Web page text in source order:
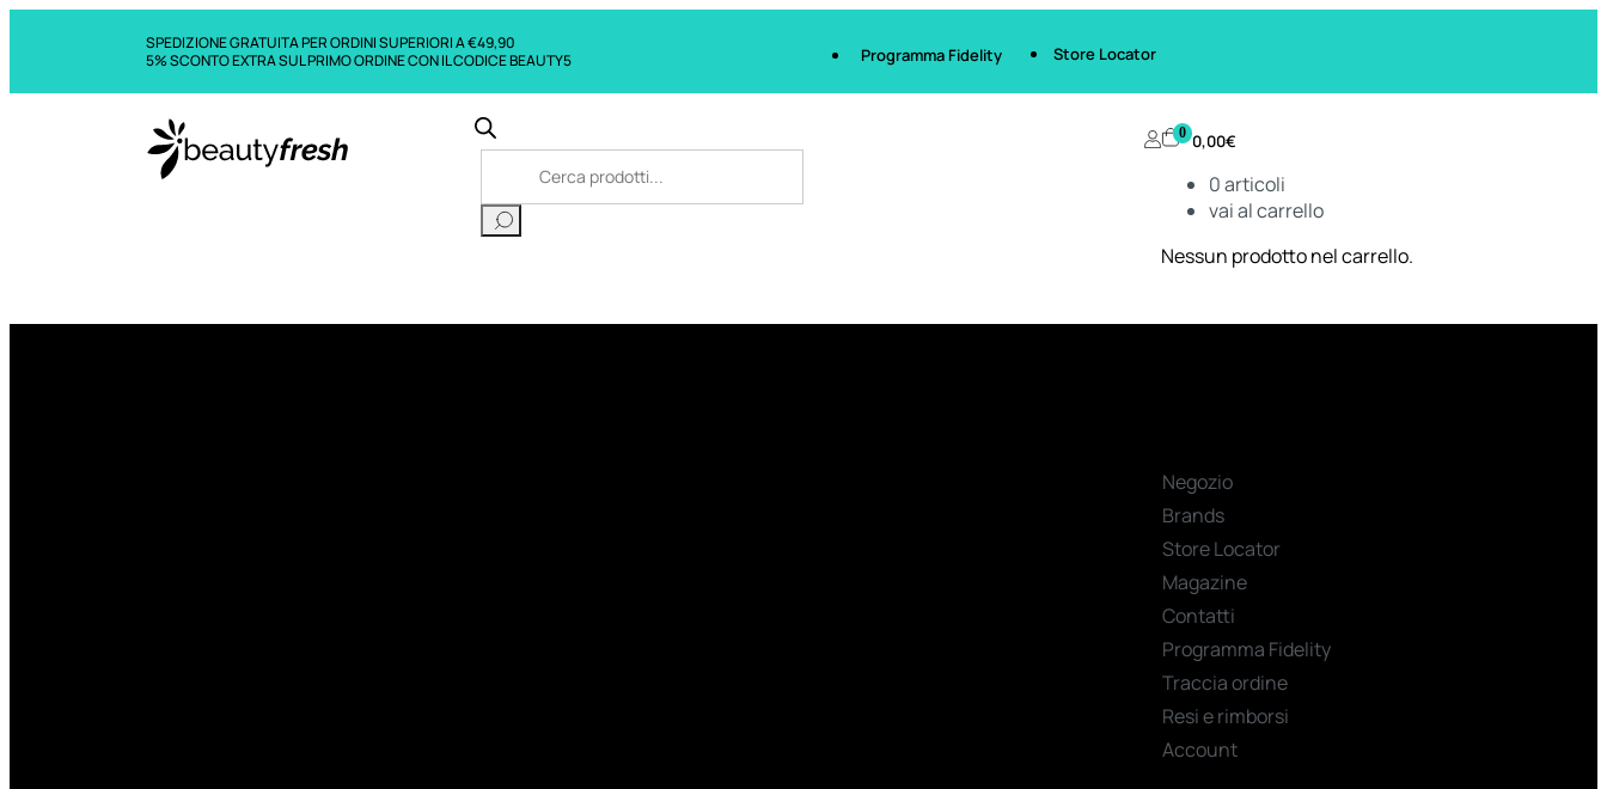
SPEDIZIONE GRATUITA PER ORDINI SUPERIORI A €49,90
5% SCONTO EXTRA SUL PRIMO ORDINE CON IL CODICE BEAUTY5
Programma Fidelity Store Locator
0 0,00€
0articoli
vai al carrello
Nessun prodotto nel carrello.
Negozio
Brands
Store Locator
Magazine
Contatti
Programma Fidelity
Traccia ordine
Resi e rimborsi
Account